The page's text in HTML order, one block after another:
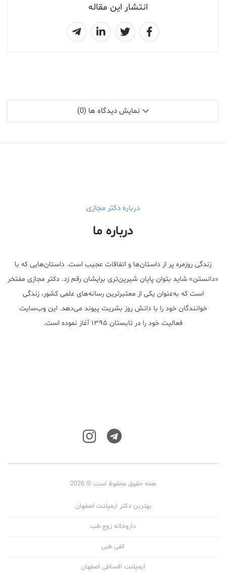
انتشار این مقاله
نمایش دیدگاه ها (0)
درباره دکتر مجازی
درباره ما
زندگی روزمره پر از داستان‌ها و اتفاقات عجیب است. داستان‌هایی که با
«دانستن» شاید بتوان پایان شیرین‌تری برایشان رقم زد. دکتر مجازی مفتخر
است که به‌عنوان یکی از معتبر‌ترین رسانه‌های علمی کشور، زندگی
خوانندگان خود را با دانش روز بشریت پیوند می‌دهد. این وب‌سایت
فعالیت خود را در تابستان ۱۳۹۵ آغاز نموده است.
همه حقوق محفوظ است © 2026
بهترین دکتر ایمپلنت اصفهان
داروخانه زوج طب
کفی طبی
ایمپلنت اقساطی اصفهان